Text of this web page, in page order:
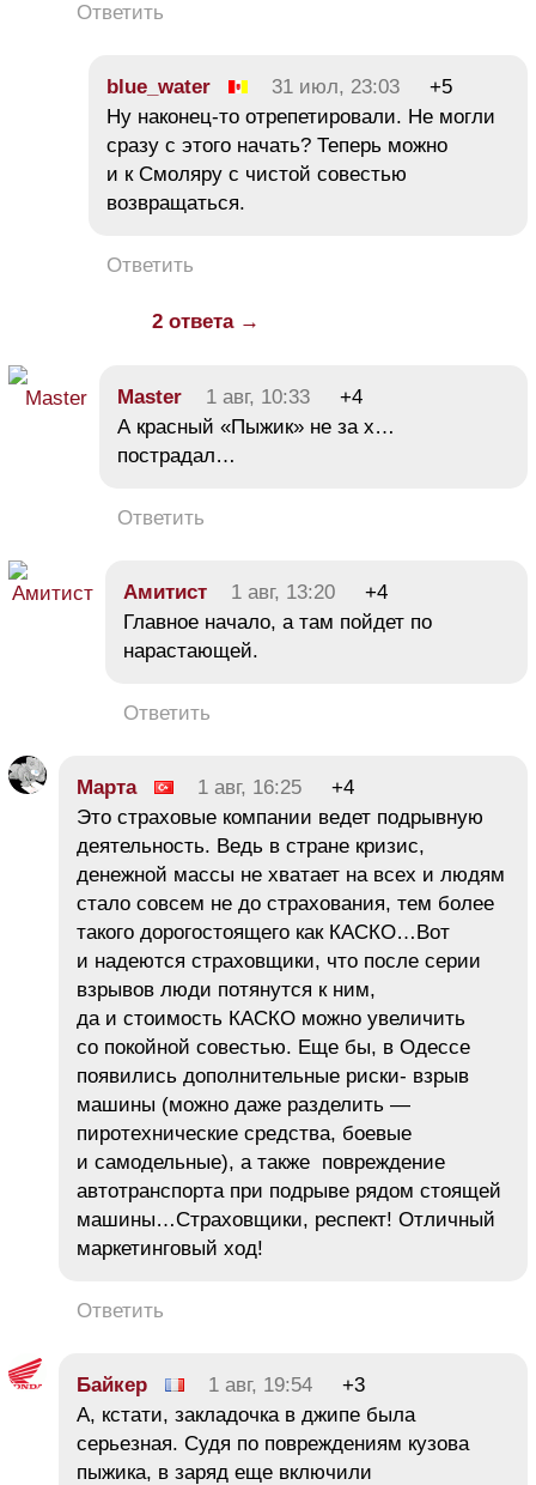
Ответить
blue_water 31 июл, 23:03
+5
Ну наконец-то отрепетировали. Не могли
сразу с этого начать? Теперь можно
и к Смоляру с чистой совестью
возвращаться.
Ответить
2 ответа →
Master 1 авг, 10:33
+4
А красный «Пыжик» не за х…
пострадал…
Ответить
Амитист 1 авг, 13:20
+4
Главное начало, а там пойдет по
нарастающей.
Ответить
Марта 1 авг, 16:25
+4
Это страховые компании ведет подрывную
деятельность. Ведь в стране кризис,
денежной массы не хватает на всех и людям
стало совсем не до страхования, тем более
такого дорогостоящего как КАСКО…Вот
и надеются страховщики, что после серии
взрывов люди потянутся к ним,
да и стоимость КАСКО можно увеличить
со покойной совестью. Еще бы, в Одессе
появились дополнительные риски- взрыв
машины (можно даже разделить —
пиротехнические средства, боевые
и самодельные), а также повреждение
автотранспорта при подрыве рядом стоящей
машины…Страховщики, респект! Отличный
маркетинговый ход!
Ответить
Байкер 1 авг, 19:54
+3
А, кстати, закладочка в джипе была
серьезная. Судя по повреждениям кузова
пыжика, в заряд еще включили